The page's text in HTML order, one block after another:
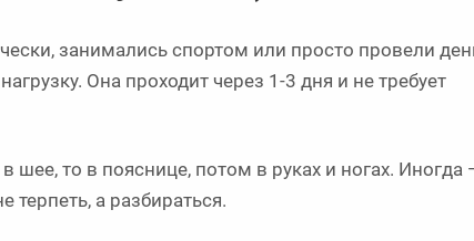
занимались спортом или просто провели
Она проходит через 1-3 дня и не требует
шее, то в пояснице, потом в руках и ногах. Иногда
терпеть, а разбираться.